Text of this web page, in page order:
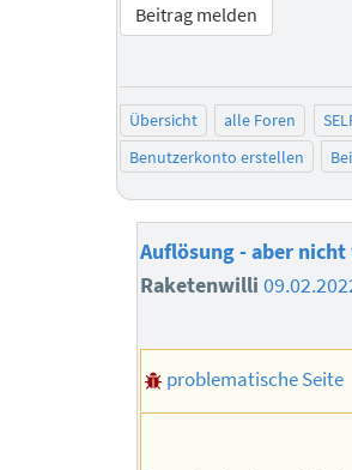
Beitrag melden
Übersicht alle Foren
Benutzerkonto erstellen
Auflösung - aber
Raketenwilli
problematische Seite